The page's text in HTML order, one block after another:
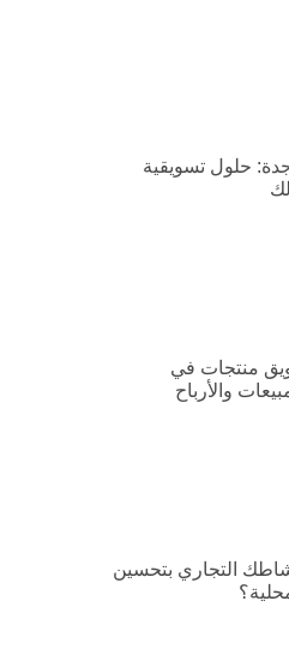
حلول تسويقية
منتجات في
والأرباح
التجاري بتحسين